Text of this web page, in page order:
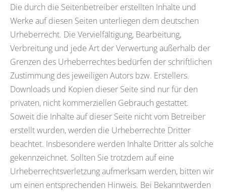
Die durch die Seitenbetreiber erstellten Inhalte und
Werke auf diesen Seiten unterliegen dem deutschen
Urheberrecht. Die Vervielfältigung, Bearbeitung,
Verbreitung und jede Art der Verwertung außerhalb der
Grenzen des Urheberrechtes bedürfen der schriftlichen
Zustimmung des jeweiligen Autors bzw. Erstellers.
Downloads und Kopien dieser Seite sind nur für den
privaten, nicht kommerziellen Gebrauch gestattet.
Soweit die Inhalte auf dieser Seite nicht vom Betreiber
erstellt wurden, werden die Urheberrechte Dritter
beachtet. Insbesondere werden Inhalte Dritter als solche
gekennzeichnet. Sollten Sie trotzdem auf eine
Urheberrechtsverletzung aufmerksam werden, bitten wir
um einen entsprechenden Hinweis. Bei Bekanntwerden